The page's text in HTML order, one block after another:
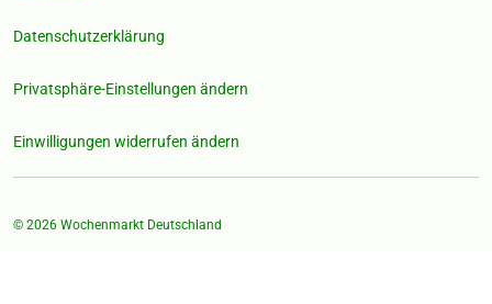
Datenschutzerklärung
Privatsphäre-Einstellungen ändern
Einwilligungen widerrufen ändern
© 2026 Wochenmarkt Deutschland